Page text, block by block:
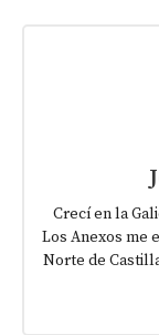
Crecí en la
Los Anexos me
Norte de